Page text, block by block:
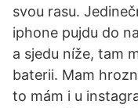
svou rasu.
iphone pujdu do
a sjedu níže, tam
baterii. Mam
to mám i u